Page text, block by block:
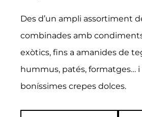
Des d’un ampli assortiment
combinades amb
exòtics, fins a amanides de
hummus, patés, formatges… i
boníssimes crepes dolces.